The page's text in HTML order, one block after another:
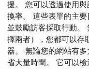
援。 您可以透過使用
換率。 這些表單的主
並鼓勵訪客採取行動。
擇兩者），您都可以存
器。 無論您的網站有
省大量時間。 它可以